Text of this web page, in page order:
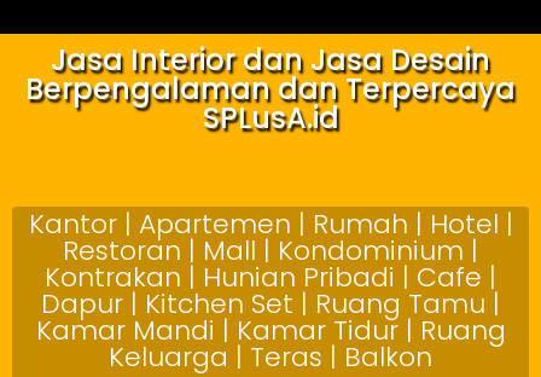
Jasa Interior dan Jasa Desain
Berpengalaman dan Terpercaya
SPLusA.id
Kantor | Apartemen | Rumah | Hotel |
Restoran | Mall | Kondominium |
Kontrakan | Hunian Pribadi | Cafe |
Dapur | Kitchen Set | Ruang Tamu |
Kamar Mandi | Kamar Tidur | Ruang
Keluarga | Teras | Balkon